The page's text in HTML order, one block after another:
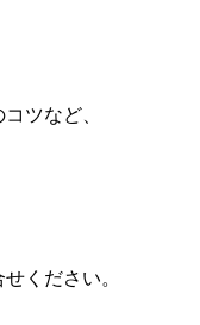
ツなど、
ください。